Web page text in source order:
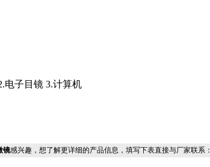
电子目镜 3.计算机
镜感兴趣，想了解更详细的产品信息，填写下表直接与厂家联系：